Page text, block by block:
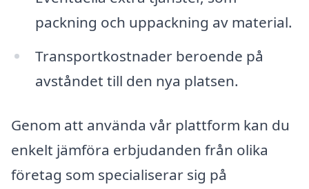
packning och uppackning av material.
Transportkostnader beroende på
avståndet till den nya platsen.
Genom att använda vår plattform kan du
enkelt jämföra erbjudanden från olika
företag som specialiserar sig på